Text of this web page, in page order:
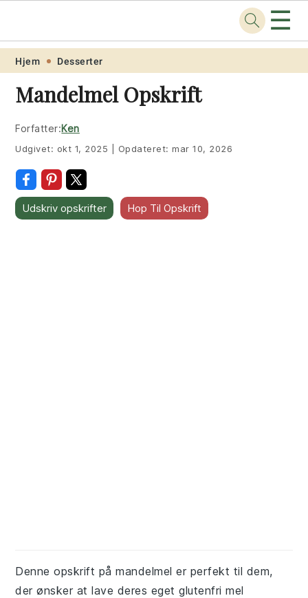
Skip
primary
navigation
Skip
main
content
Skip
primary
sidebar
Skip
footer
Opskrift.net ☰
Hjem Desserter
Mandelmel Opskrift
Forfatter:Ken
Udgivet: okt 1, 2025 Opdateret:mar 10, 2026
Udskriv opskrifter Hop Til Opskrift
Denne opskrift på mandelmel er perfekt til dem,
der ønsker at lave deres eget glutenfri mel